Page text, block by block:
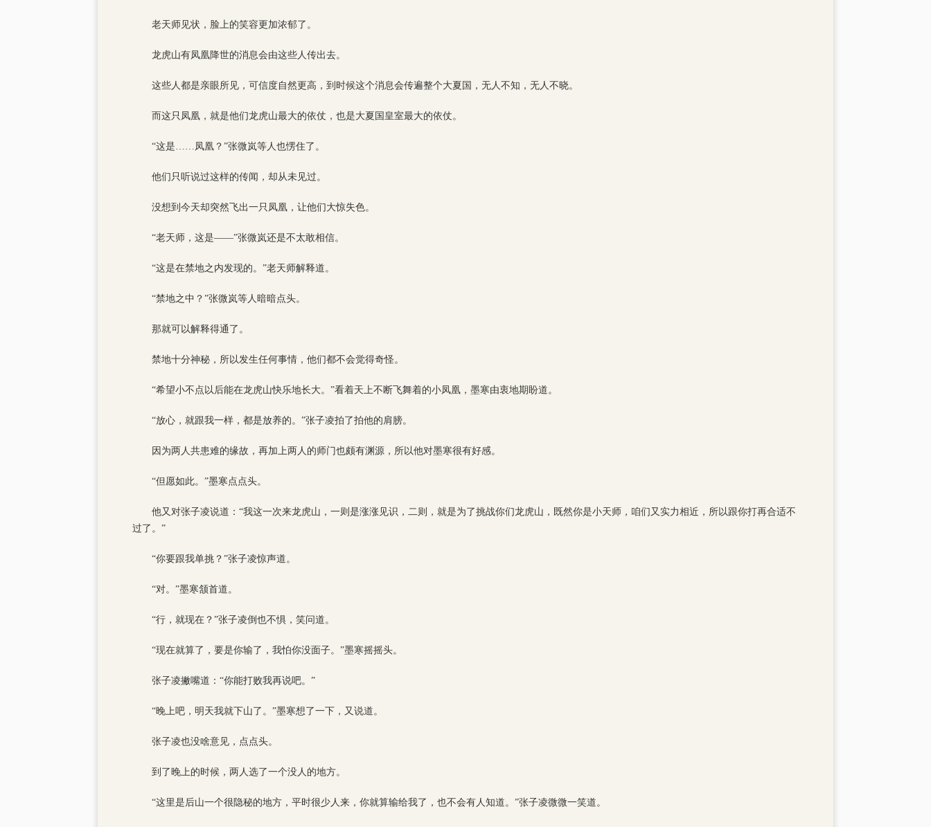
老天师见状，脸上的笑容更加浓郁了。
龙虎山有凤凰降世的消息会由这些人传出去。
这些人都是亲眼所见，可信度自然更高，到时候这个消息会传遍整个大夏国，无人不知，无人不晓。
而这只凤凰，就是他们龙虎山最大的依仗，也是大夏国皇室最大的依仗。
“这是……凤凰？”张微岚等人也愣住了。
他们只听说过这样的传闻，却从未见过。
没想到今天却突然飞出一只凤凰，让他们大惊失色。
“老天师，这是——”张微岚还是不太敢相信。
“这是在禁地之内发现的。”老天师解释道。
“禁地之中？”张微岚等人暗暗点头。
那就可以解释得通了。
禁地十分神秘，所以发生任何事情，他们都不会觉得奇怪。
“希望小不点以后能在龙虎山快乐地长大。”看着天上不断飞舞着的小凤凰，墨寒由衷地期盼道。
“放心，就跟我一样，都是放养的。”张子凌拍了拍他的肩膀。
因为两人共患难的缘故，再加上两人的师门也颇有渊源，所以他对墨寒很有好感。
“但愿如此。”墨寒点点头。
他又对张子凌说道：“我这一次来龙虎山，一则是涨涨见识，二则，就是为了挑战你们龙虎山，既然你是小天师，咱们又实力相近，所以跟你打再合适不
过了。”
“你要跟我单挑？”张子凌惊声道。
“对。”墨寒颔首道。
“行，就现在？”张子凌倒也不惧，笑问道。
“现在就算了，要是你输了，我怕你没面子。”墨寒摇摇头。
张子凌撇嘴道：“你能打败我再说吧。”
“晚上吧，明天我就下山了。”墨寒想了一下，又说道。
张子凌也没啥意见，点点头。
到了晚上的时候，两人选了一个没人的地方。
“这里是后山一个很隐秘的地方，平时很少人来，你就算输给我了，也不会有人知道。”张子凌微微一笑道。